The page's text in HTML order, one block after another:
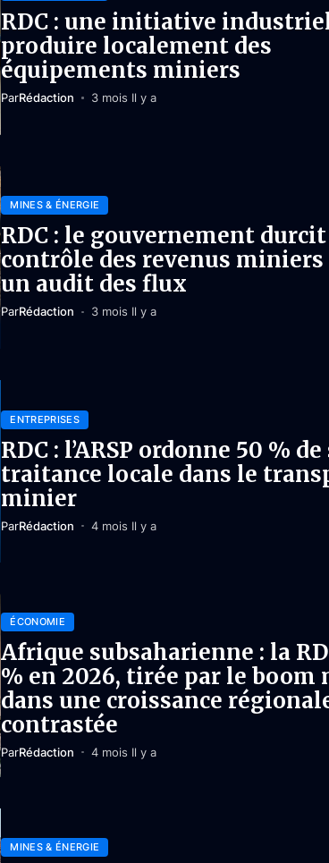
RDC : une initiative
produire localement des
équipements miniers
ParRédaction 3 mois Il y a
MINES & ÉNERGIE
RDC : le gouvernement
contrôle des revenus miniers
un audit des flux
ParRédaction 3 mois Il y a
ENTREPRISES
RDC : l’ARSP ordonne 50 %
traitance locale dans le
minier
ParRédaction 4 mois Il y a
ÉCONOMIE
Afrique subsaharienne : la
% en 2026, tirée par le boom
dans une croissance
contrastée
ParRédaction 4 mois Il y a
MINES & ÉNERGIE